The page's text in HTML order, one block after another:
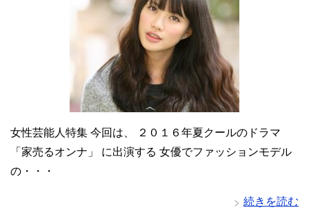
女性芸能人特集 今回は、 ２０１６年夏クールのドラマ
「家売るオンナ」 に出演する 女優でファッションモデル
の・・・
続きを読む